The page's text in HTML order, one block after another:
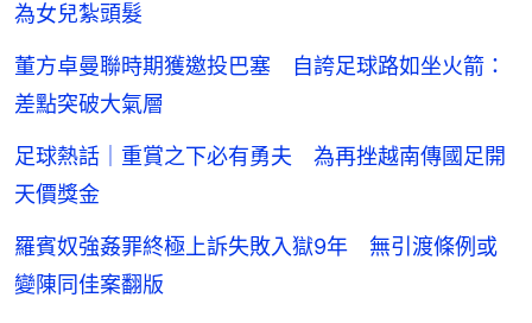
為女兒紮頭髮
董方卓曼聯時期獲邀投巴塞 自誇足球路如坐火箭：
差點突破大氣層
足球熱話｜重賞之下必有勇夫 為再挫越南傳國足開
天價獎金
羅賓奴強姦罪終極上訴失敗入獄9年 無引渡條例或
變陳同佳案翻版